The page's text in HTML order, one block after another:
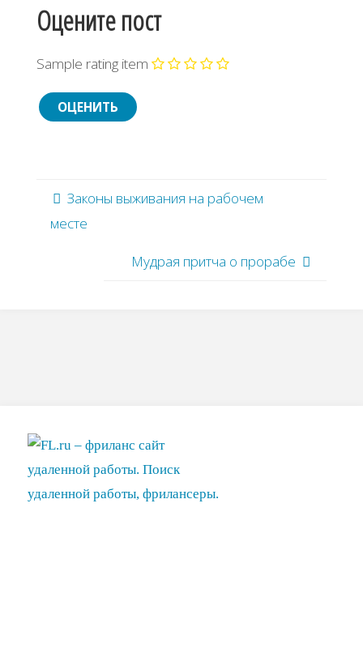
Оцените пост
Sample rating item
Законы выживания на рабочем
месте
Мудрая притча о прорабе